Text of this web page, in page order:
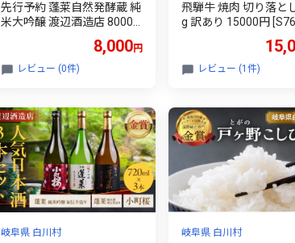
先行予約 蓬莱自然発酵蔵 純
米大吟醸 渡辺酒造店 8000
円 日本酒 渡辺酒造 父の日
母の日 ギフト お酒 日本酒
飛騨 の 地酒 世界遺産 白川
8,000円
レビュー (0件)
飛騨牛 焼肉 切り落と
g 訳あり 15000円 [S767]
落し 牛肉 肉 バーベキ
BQ セット 和牛 焼肉
まかせ ごちそう 贅沢
レビュー (1件)
岐阜県 白川村 岐阜県 白川村